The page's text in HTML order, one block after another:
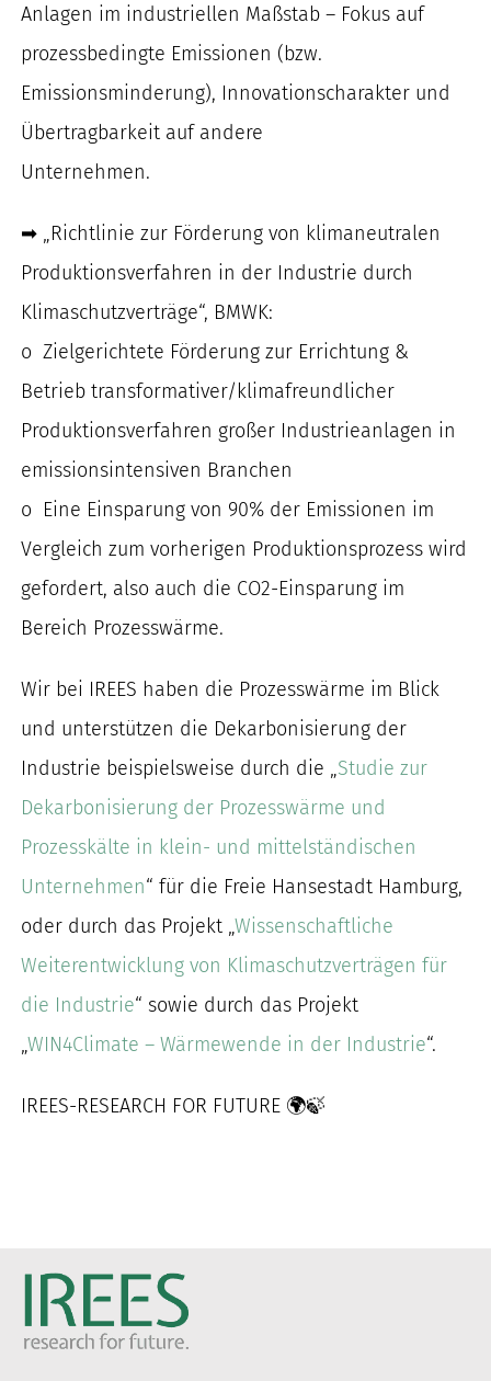
Anlagen im industriellen Maßstab – Fokus auf
prozessbedingte Emissionen (bzw.
Emissionsminderung), Innovationscharakter und
Übertragbarkeit auf andere
Unternehmen.
➡ „Richtlinie zur Förderung von klimaneutralen
Produktionsverfahren in der Industrie durch
Klimaschutzverträge“, BMWK:
o Zielgerichtete Förderung zur Errichtung &
Betrieb transformativer/klimafreundlicher
Produktionsverfahren großer Industrieanlagen in
emissionsintensiven Branchen
o Eine Einsparung von 90% der Emissionen im
Vergleich zum vorherigen Produktionsprozess wird
gefordert, also auch die CO2-Einsparung im
Bereich Prozesswärme.
Wir bei IREES haben die Prozesswärme im Blick
und unterstützen die Dekarbonisierung der
Industrie beispielsweise durch die „Studie zur
Dekarbonisierung der Prozesswärme und
Prozesskälte in klein- und mittelständischen
Unternehmen“ für die Freie Hansestadt Hamburg,
oder durch das Projekt „Wissenschaftliche
Weiterentwicklung von Klimaschutzverträgen für
die Industrie“ sowie durch das Projekt
„WIN4Climate – Wärmewende in der Industrie“.
IREES-RESEARCH FOR FUTURE 🌍🍃